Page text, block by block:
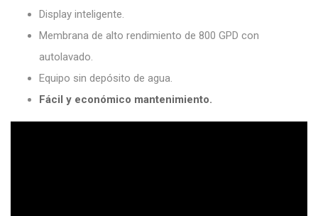
Display inteligente.
Membrana de alto rendimiento de 800 GPD con
autolavado.
Equipo sin depósito de agua.
Fácil y económico mantenimiento.